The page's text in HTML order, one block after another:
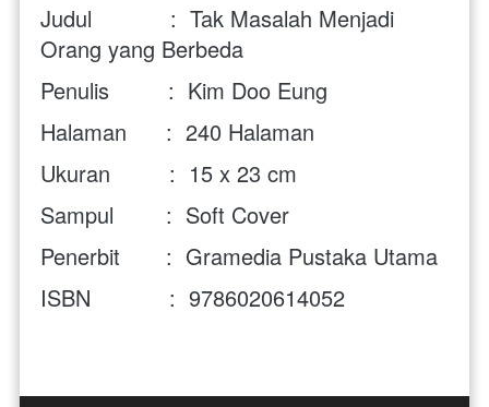
Judul            : Tak Masalah Menjadi
Orang yang Berbeda
Penulis         :  Kim Doo Eung
Halaman      :  240 Halaman
Ukuran         : 15 x 23 cm
Sampul        :  Soft Cover
Penerbit       : Gramedia Pustaka Utama
ISBN            : 9786020614052